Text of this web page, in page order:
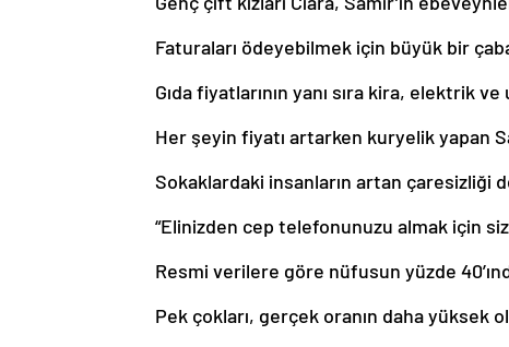
Faturaları ödeyebilmek için büyük bir
Gıda fiyatlarının yanı sıra kira, elektrik
Her şeyin fiyatı artarken kuryelik yapan
Sokaklardaki insanların artan çaresizliği
“Elinizden cep telefonunuzu almak için
Resmi verilere göre nüfusun yüzde
Pek çokları, gerçek oranın daha yüksek